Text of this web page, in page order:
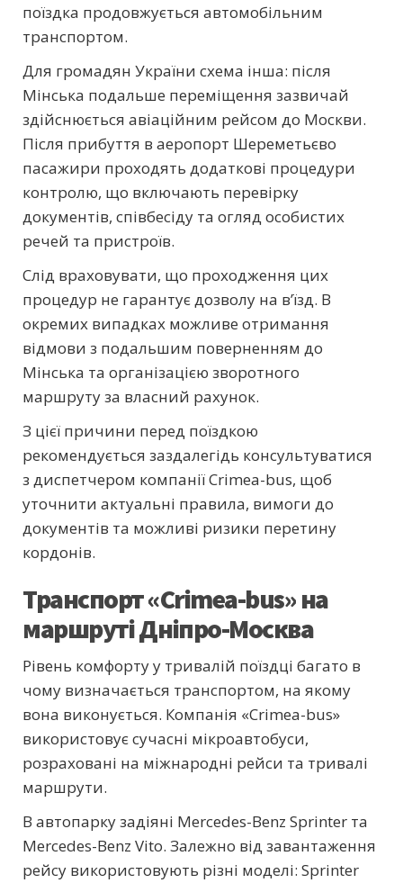
поїздка продовжується автомобільним
транспортом.
Для громадян України схема інша: після
Мінська подальше переміщення зазвичай
здійснюється авіаційним рейсом до Москви.
Після прибуття в аеропорт Шереметьєво
пасажири проходять додаткові процедури
контролю, що включають перевірку
документів, співбесіду та огляд особистих
речей та пристроїв.
Слід враховувати, що проходження цих
процедур не гарантує дозволу на в’їзд. В
окремих випадках можливе отримання
відмови з подальшим поверненням до
Мінська та організацією зворотного
маршруту за власний рахунок.
З цієї причини перед поїздкою
рекомендується заздалегідь консультуватися
з диспетчером компанії Crimea-bus, щоб
уточнити актуальні правила, вимоги до
документів та можливі ризики перетину
кордонів.
Транспорт «Crimea-bus» на
маршруті Дніпро-Москва
Рівень комфорту у тривалій поїздці багато в
чому визначається транспортом, на якому
вона виконується. Компанія «Crimea-bus»
використовує сучасні мікроавтобуси,
розраховані на міжнародні рейси та тривалі
маршрути.
В автопарку задіяні Mercedes-Benz Sprinter та
Mercedes-Benz Vito. Залежно від завантаження
рейсу використовують різні моделі: Sprinter